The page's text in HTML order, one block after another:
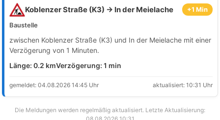
Koblenzer Straße (K3) → In der Meielache
+1 Min
Baustelle
zwischen Koblenzer Straße (K3) und In der Meielache mit einer
Verzögerung von 1 Minuten.
Länge: 0.2 kmVerzögerung: 1 min
gemeldet: 04.08.2026 14:45 Uhr aktualisiert: 10:31 Uhr
Die Meldungen werden regelmäßig aktualisiert. Letzte Aktualisierung: